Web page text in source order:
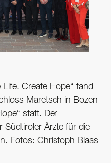
Create Hope“ fand
Maretsch in Bozen
statt. Der
Südtiroler Ärzte für die
Fotos: Christoph Blaas